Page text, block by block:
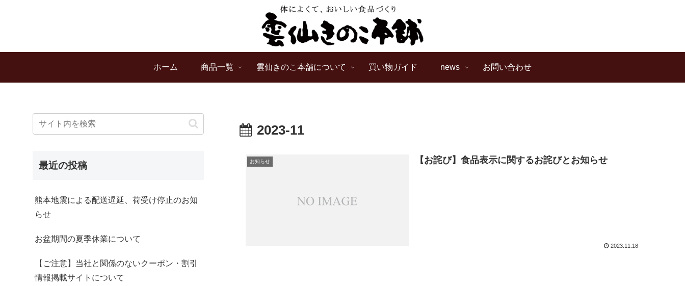
ホーム 商品一覧 雲仙きのこ本舗について 買い物ガイド news お問い合わせ
2023-11
お知らせ 【お詫び】食品表示に関するお詫びとお知らせ
2023.11.18
最近の投稿
熊本地震による配送遅延、荷受け停止のお知
らせ
お盆期間の夏季休業について
【ご注意】当社と関係のないクーポン・割引
情報掲載サイトについて